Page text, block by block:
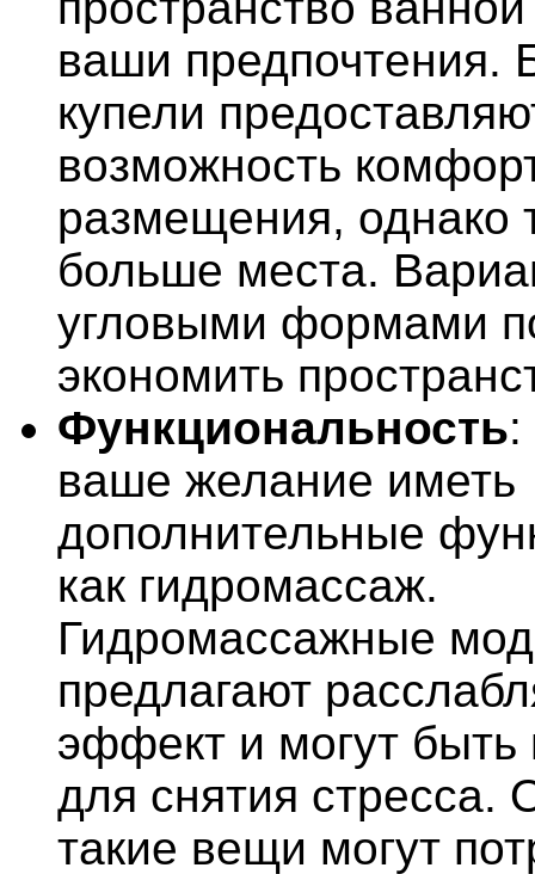
ваши предпочтения.
купели
возможность
размещения, однако
больше места.
угловыми формами
экономить
Функциональность:
ваше желание иметь
дополнительные
как гидромассаж.
Гидромассажные
предлагают
эффект и могут
для снятия стресса.
такие вещи могут